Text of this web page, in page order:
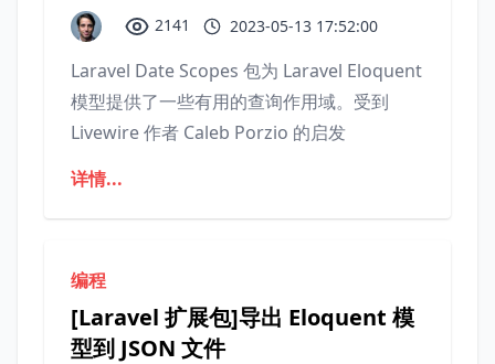
2141 2023-05-13 17:52:00
Laravel Date Scopes 包为 Laravel Eloquent
模型提供了一些有用的查询作用域。受到
Livewire 作者 Caleb Porzio 的启发
详情...
编程
[Laravel 扩展包]导出 Eloquent 模
型到 JSON 文件